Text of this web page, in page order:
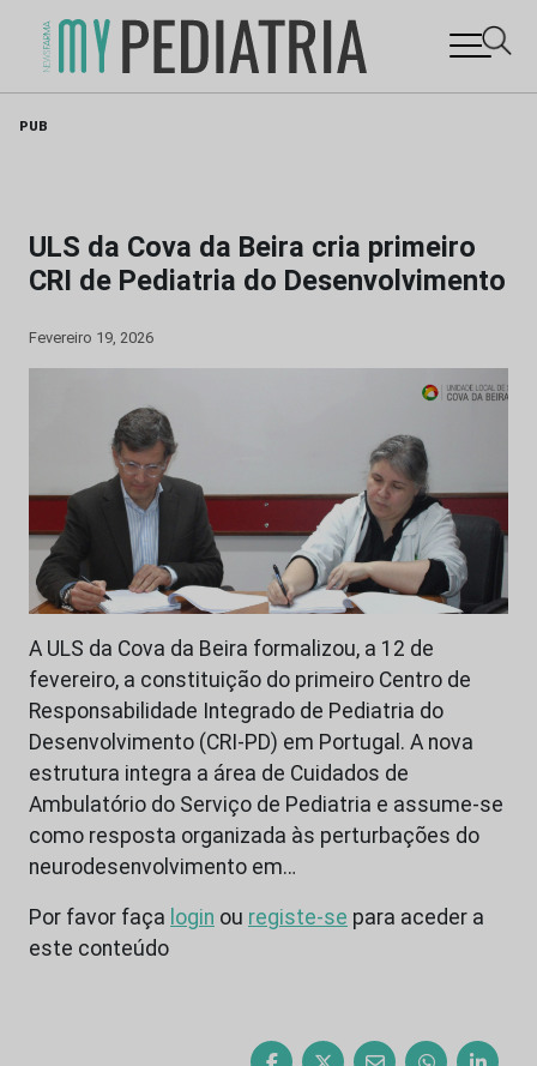
PUB
ULS da Cova da Beira cria primeiro
CRI de Pediatria do Desenvolvimento
Fevereiro 19, 2026
A ULS da Cova da Beira formalizou, a 12 de
fevereiro, a constituição do primeiro Centro de
Responsabilidade Integrado de Pediatria do
Desenvolvimento (CRI-PD) em Portugal. A nova
estrutura integra a área de Cuidados de
Ambulatório do Serviço de Pediatria e assume-se
como resposta organizada às perturbações do
neurodesenvolvimento em…
Por favor faça login ou registe-se para aceder a
este conteúdo